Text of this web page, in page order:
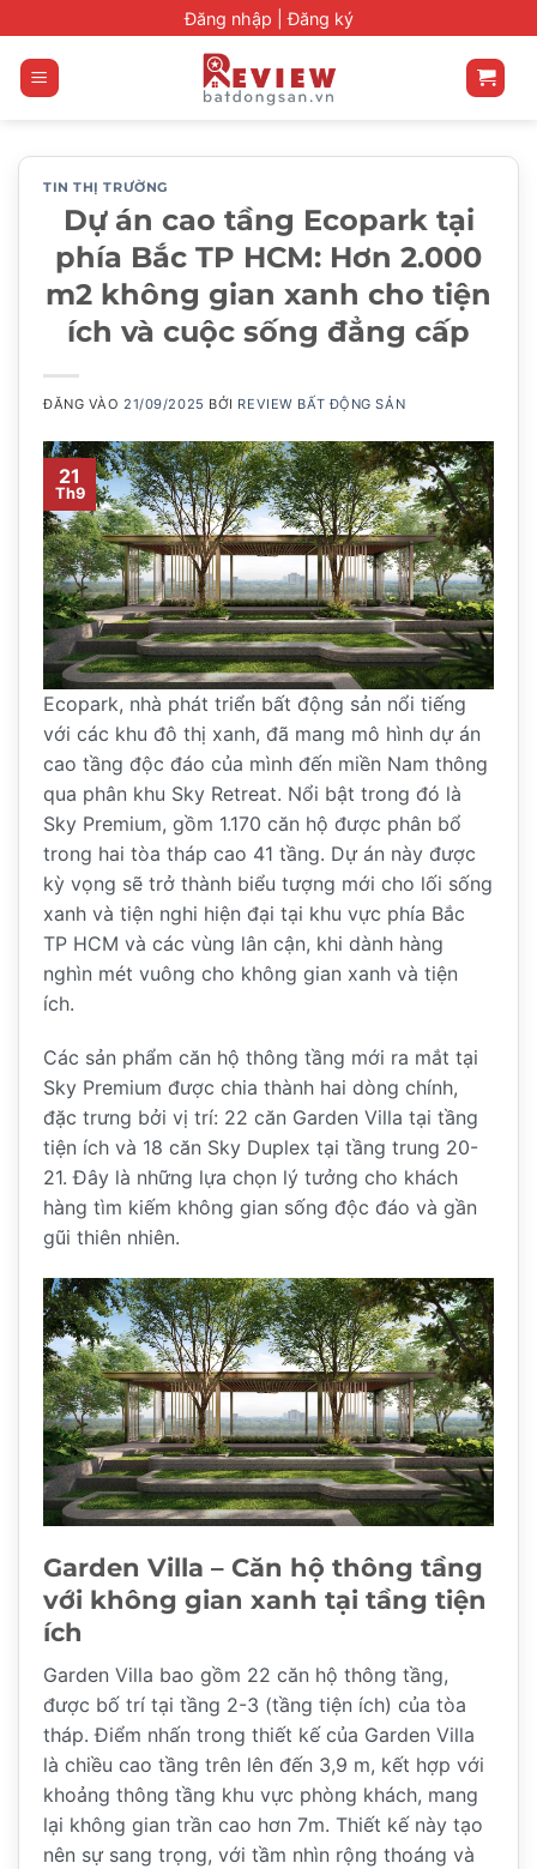
qua
nội
dung
Đăng nhập | Đăng ký
TIN THỊ TRƯỜNG
Dự án cao tầng Ecopark tại
phía Bắc TP HCM: Hơn 2.000
m2 không gian xanh cho tiện
ích và cuộc sống đẳng cấp
ĐĂNG VÀO 21/09/2025 BỞI REVIEW BẤT ĐỘNG SẢN
21
Th9
Ecopark, nhà phát triển bất động sản nổi tiếng
với các khu đô thị xanh, đã mang mô hình dự án
cao tầng độc đáo của mình đến miền Nam thông
qua phân khu Sky Retreat. Nổi bật trong đó là
Sky Premium, gồm 1.170 căn hộ được phân bổ
trong hai tòa tháp cao 41 tầng. Dự án này được
kỳ vọng sẽ trở thành biểu tượng mới cho lối sống
xanh và tiện nghi hiện đại tại khu vực phía Bắc
TP HCM và các vùng lân cận, khi dành hàng
nghìn mét vuông cho không gian xanh và tiện
ích.
Các sản phẩm căn hộ thông tầng mới ra mắt tại
Sky Premium được chia thành hai dòng chính,
đặc trưng bởi vị trí: 22 căn Garden Villa tại tầng
tiện ích và 18 căn Sky Duplex tại tầng trung 20-
21. Đây là những lựa chọn lý tưởng cho khách
hàng tìm kiếm không gian sống độc đáo và gần
gũi thiên nhiên.
Garden Villa – Căn hộ thông tầng
với không gian xanh tại tầng tiện
ích
Garden Villa bao gồm 22 căn hộ thông tầng,
được bố trí tại tầng 2-3 (tầng tiện ích) của tòa
tháp. Điểm nhấn trong thiết kế của Garden Villa
là chiều cao tầng trên lên đến 3,9 m, kết hợp với
khoảng thông tầng khu vực phòng khách, mang
lại không gian trần cao hơn 7m. Thiết kế này tạo
nên sự sang trọng, với tầm nhìn rộng thoáng và